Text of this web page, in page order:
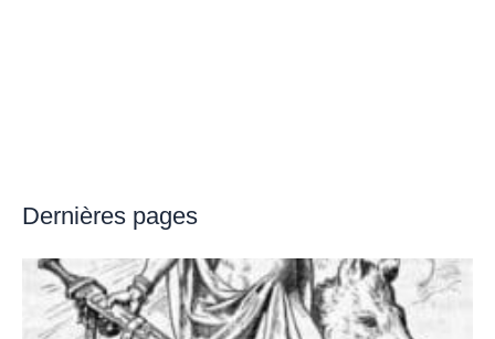
Dernières pages